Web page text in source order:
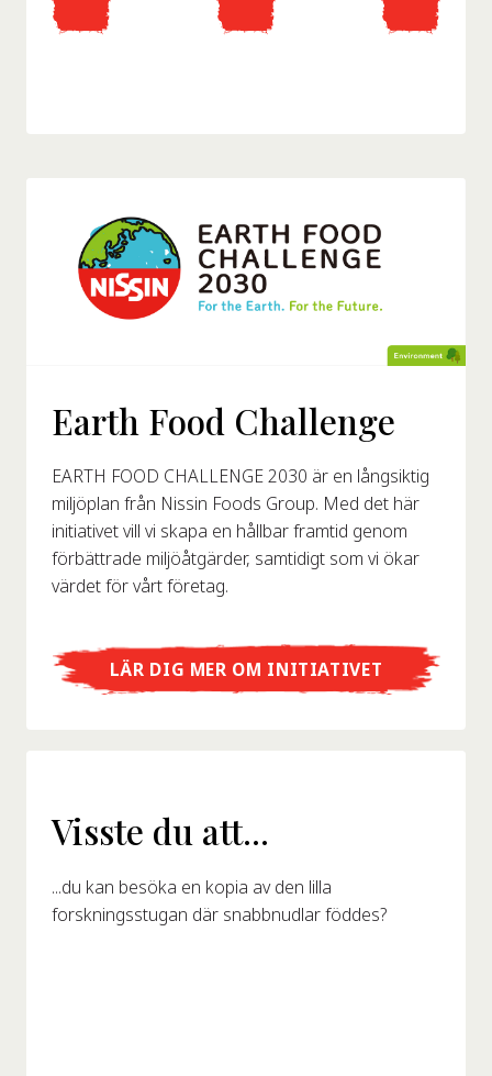
Earth Food Challenge
EARTH FOOD CHALLENGE 2030 är en långsiktig
miljöplan från Nissin Foods Group. Med det här
initiativet vill vi skapa en hållbar framtid genom
förbättrade miljöåtgärder, samtidigt som vi ökar
värdet för vårt företag.
LÄR DIG MER OM INITIATIVET